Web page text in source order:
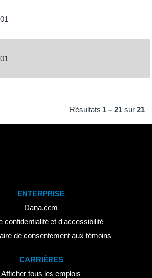
Résultats 1 – 21 sur 21
ENTERPRISE
Dana.com
confidentialité et d'accessibilité
de consentement aux témoins
CARRIÈRES
Afficher tous les emplois